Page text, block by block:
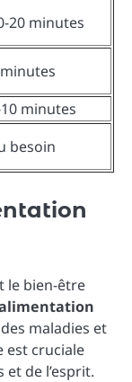
20 minutes
minutes
besoin
le bien-être
maladies et
est cruciale
de l’esprit.